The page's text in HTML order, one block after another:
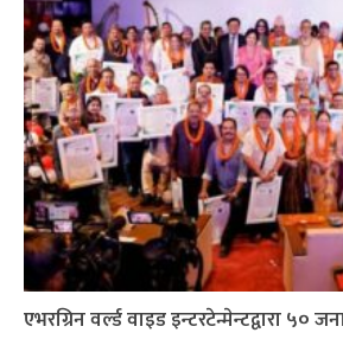
एभरग्रिन वर्ल्ड वाइड इन्टरटेन्मेन्टद्वारा ५०